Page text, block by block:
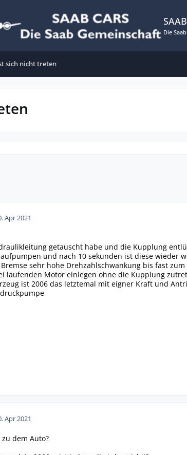
Die
sich nicht treten
Apr 2021
getauscht habe und die Kupplung
und nach 10 sekunden ist diese wieder
sehr hohe Drehzahlschwankung bis fast
laufenden Motor einlegen ohne die Kupplung
ist 2006 das letztemal mit eigner Kraft und
Apr 2021
dem Auto?